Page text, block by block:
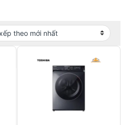
xếp theo mới nhất